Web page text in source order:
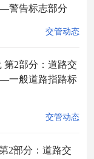
警告标志部分
交管动态
第2部分：道路交
一般道路指路标
交管动态
2部分：道路交